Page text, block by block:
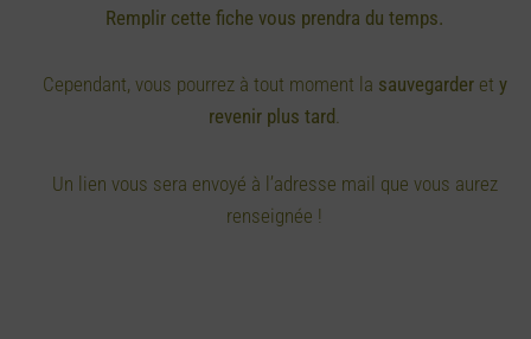
Remplir cette fiche vous prendra du temps.
Cependant, vous pourrez à tout moment la sauvegarderet y
revenir plus tard.
Un lien vous sera envoyé à l’adresse mail que vous aurez
renseignée !